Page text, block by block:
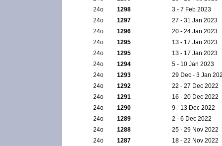
24ο
1298
3 - 7 Feb 2023
24ο
1297
27 - 31 Jan 2023
24ο
1296
20 - 24 Jan 2023
24ο
1295
13 - 17 Jan 2023
24ο
1295
13 - 17 Jan 2023
24ο
1294
5 - 10 Jan 2023
24ο
1293
29 Dec - 3 Jan
24ο
1292
22 - 27 Dec 2022
24ο
1291
16 - 20 Dec 2022
24ο
1290
9 - 13 Dec 2022
24ο
1289
2 - 6 Dec 2022
24ο
1288
25 - 29 Nov 2022
24ο
1287
18 - 22 Nov 2022